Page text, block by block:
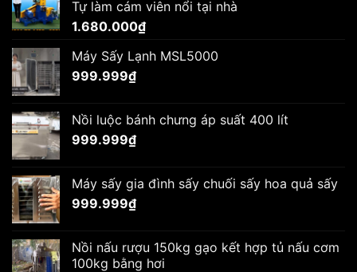
Tự làm cám viên nổi tại nhà
1.680.000₫
Máy Sấy Lạnh MSL5000
999.999₫
Nồi luộc bánh chưng áp suất 400 lít
999.999₫
Máy sấy gia đình sấy chuối sấy hoa quả sấy
999.999₫
Nồi nấu rượu 150kg gạo kết hợp tủ nấu cơm
100kg bằng hơi